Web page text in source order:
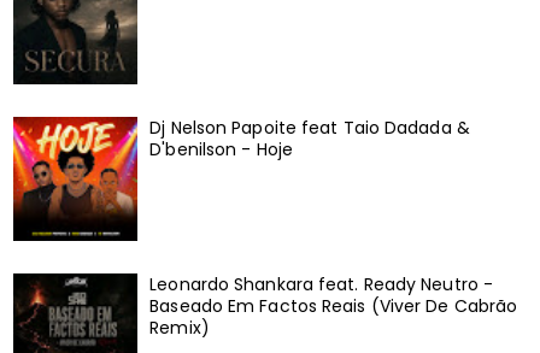
Dj Nelson Papoite feat Taio Dadada &
D'benilson - Hoje
Leonardo Shankara feat. Ready Neutro -
Baseado Em Factos Reais (Viver De Cabrão
Remix)